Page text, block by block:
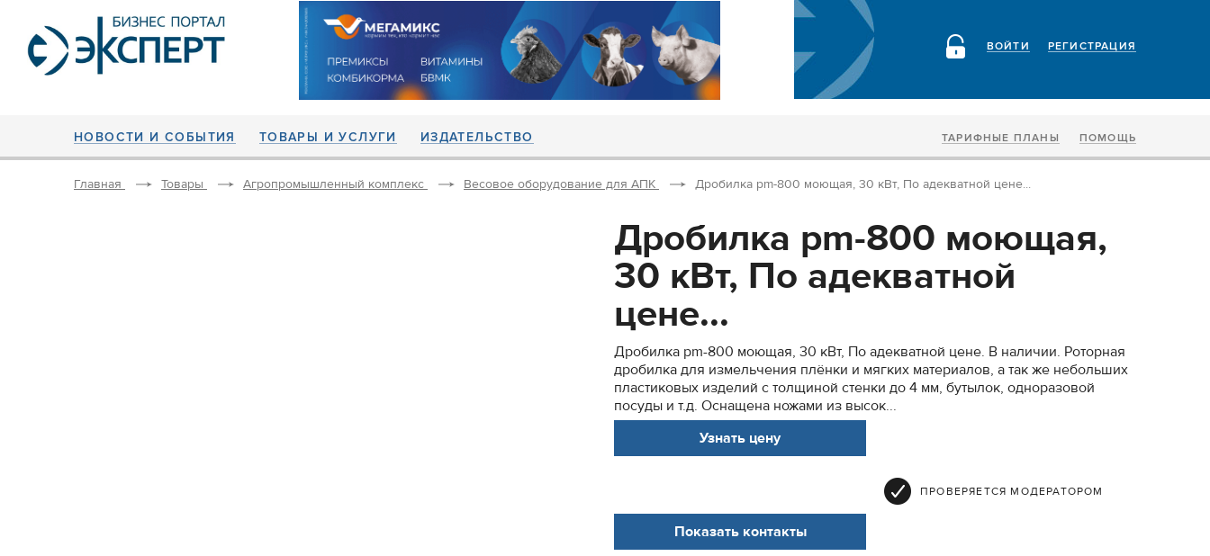
РЕГИСТРАЦИЯ
ВОЙТИ
НОВОСТИ И СОБЫТИЯ ТОВАРЫ И УСЛУГИ ИЗДАТЕЛЬСТВО ТАРИФНЫЕ ПЛАНЫ ПОМОЩЬ
Главная Товары Агропромышленный комплекс Весовое оборудование для АПК Дробилка pm-800 моющая, 30 кВт, По адекватной цене...
Дробилка pm-800 моющая,
30 кВт, По адекватной
цене...
Дробилка pm-800 моющая, 30 кВт, По адекватной цене. В наличии. Роторная
дробилка для измельчения плёнки и мягких материалов, а так же небольших
пластиковых изделий с толщиной стенки до 4 мм, бутылок, одноразовой
посуды и т.д. Оснащена ножами из высок...
Узнать цену
ПРОВЕРЯЕТСЯ МОДЕРАТОРОМ
Показать контакты